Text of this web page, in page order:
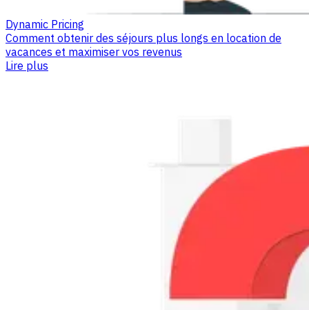
Dynamic Pricing
Comment obtenir des séjours plus longs en location de
vacances et maximiser vos revenus
Lire plus